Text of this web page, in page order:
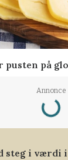
pusten på
Annonce
Loading...
steg i værdi